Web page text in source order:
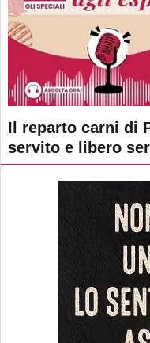
Il reparto carni di
servito e libero